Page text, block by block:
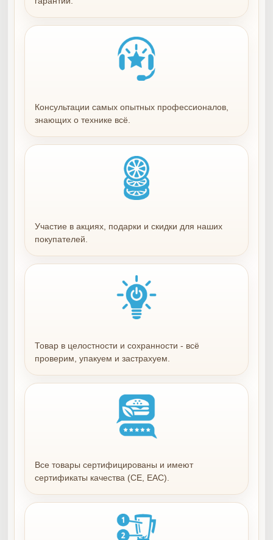
Консультации самых опытных профессионалов,
знающих о технике всё.
Участие в акциях, подарки и скидки для наших
покупателей.
Товар в целостности и сохранности - всё
проверим, упакуем и застрахуем.
Все товары сертифицированы и имеют
сертификаты качества (СЕ, ЕАС).